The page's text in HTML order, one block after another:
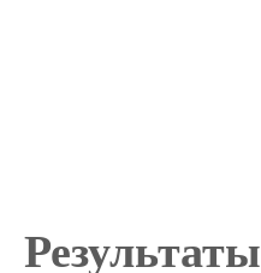
Результаты